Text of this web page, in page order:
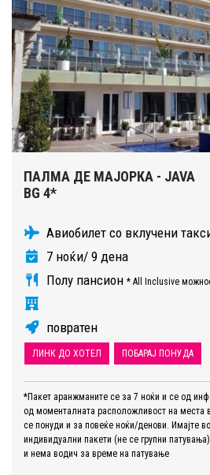
ПАЛМА ДЕ МАЈОРКА - JAVA
BG 4*
Авиобилет со вклучени
7 ноќи/ 9 дена
Полу пансион * All Inclusive
повратен
ЛИНК ДО ХОТЕЛ ПОБАРАЈ ПОНУДА
*Пакет аранжманите се за 7 ноќи и се од
од моменталната расположливост на места
се понуди и за повеќе ноќи/денови. Имајте
индивидуални пакети (не се групни
и нема водич за време на патување